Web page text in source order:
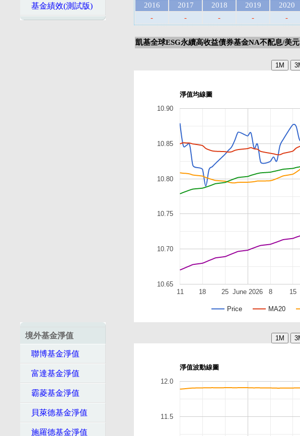
基金績效(測試版)
境外基金淨值
聯博基金淨值
富達基金淨值
霸菱基金淨值
貝萊德基金淨值
施羅德基金淨值
2016
2017 2018 2019 2020
-
- - - -
凱基全球ESG永續高收益債券基金NA不配息/美元
淨值均線圖
Price MA20
June 2026
11 18 25 8 15
10.65
10.70
10.75
10.80
10.85
10.90
淨值波動線圖
11.5
12.0